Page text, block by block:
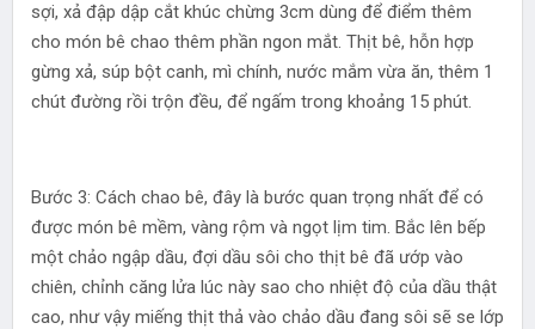
sợi, xả đập dập cắt khúc chừng 3cm dùng để điểm thêm
cho món bê chao thêm phần ngon mắt. Thịt bê, hỗn hợp
gừng xả, súp bột canh, mì chính, nước mắm vừa ăn, thêm 1
chút đường rồi trộn đều, để ngấm trong khoảng 15 phút.
Bước 3: Cách chao bê, đây là bước quan trọng nhất để có
được món bê mềm, vàng rộm và ngọt lịm tim. Bắc lên bếp
một chảo ngập dầu, đợi dầu sôi cho thịt bê đã ướp vào
chiên, chỉnh căng lửa lúc này sao cho nhiệt độ của dầu thật
cao, như vậy miếng thịt thả vào chảo dầu đang sôi sẽ se lớp